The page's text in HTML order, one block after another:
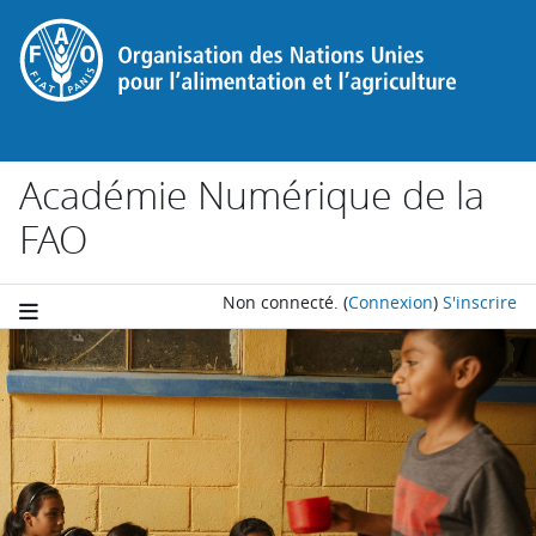
Passer au contenu principal
Académie Numérique de la
FAO
Non connecté. (Connexion) S'inscrire